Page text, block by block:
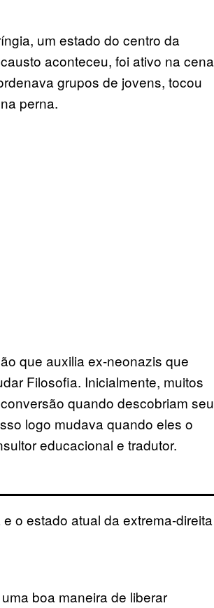
um estado do centro da
aconteceu, foi ativo na cena
grupos de jovens, tocou
perna.
que auxilia ex-neonazis que
Filosofia. Inicialmente, muitos
quando descobriam seu
logo mudava quando eles o
educacional e tradutor.
o estado atual da extrema-direita
boa maneira de liberar